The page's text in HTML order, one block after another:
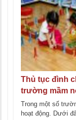
Thủ tục đình
trường mầm
Trong một số
hoạt động. Dưới